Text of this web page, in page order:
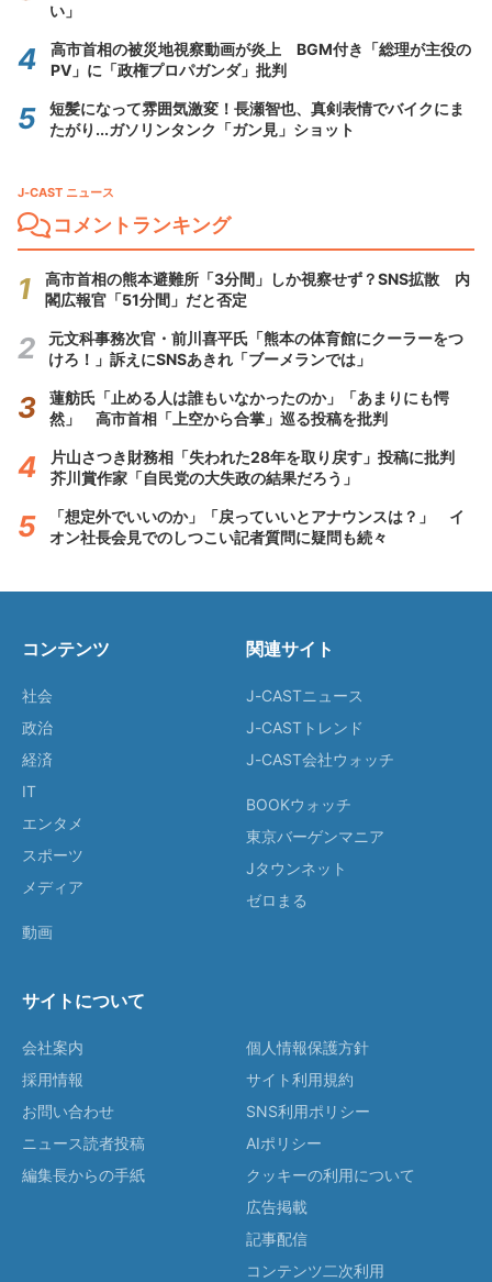
い」
高市首相の被災地視察動画が炎上 BGM付き「総理が主役の
PV」に「政権プロパガンダ」批判
短髪になって雰囲気激変！長瀬智也、真剣表情でバイクにま
たがり...ガソリンタンク「ガン見」ショット
J-CAST ニュース
コメントランキング
高市首相の熊本避難所「3分間」しか視察せず？SNS拡散 内
閣広報官「51分間」だと否定
元文科事務次官・前川喜平氏「熊本の体育館にクーラーをつ
けろ！」訴えにSNSあきれ「ブーメランでは」
蓮舫氏「止める人は誰もいなかったのか」「あまりにも愕
然」 高市首相「上空から合掌」巡る投稿を批判
片山さつき財務相「失われた28年を取り戻す」投稿に批判
芥川賞作家「自民党の大失政の結果だろう」
「想定外でいいのか」「戻っていいとアナウンスは？」 イ
オン社長会見でのしつこい記者質問に疑問も続々
コンテンツ
社会
政治
経済
IT
エンタメ
スポーツ
メディア
動画
関連サイト
J-CASTニュース
J-CASTトレンド
J-CAST会社ウォッチ
BOOKウォッチ
東京バーゲンマニア
Jタウンネット
ゼロまる
サイトについて
会社案内
採用情報
お問い合わせ
ニュース読者投稿
編集長からの手紙
個人情報保護方針
サイト利用規約
SNS利用ポリシー
AIポリシー
クッキーの利用について
広告掲載
記事配信
コンテンツ二次利用